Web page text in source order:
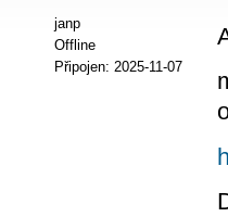
janp
Offline
Připojen: 2025-11-07